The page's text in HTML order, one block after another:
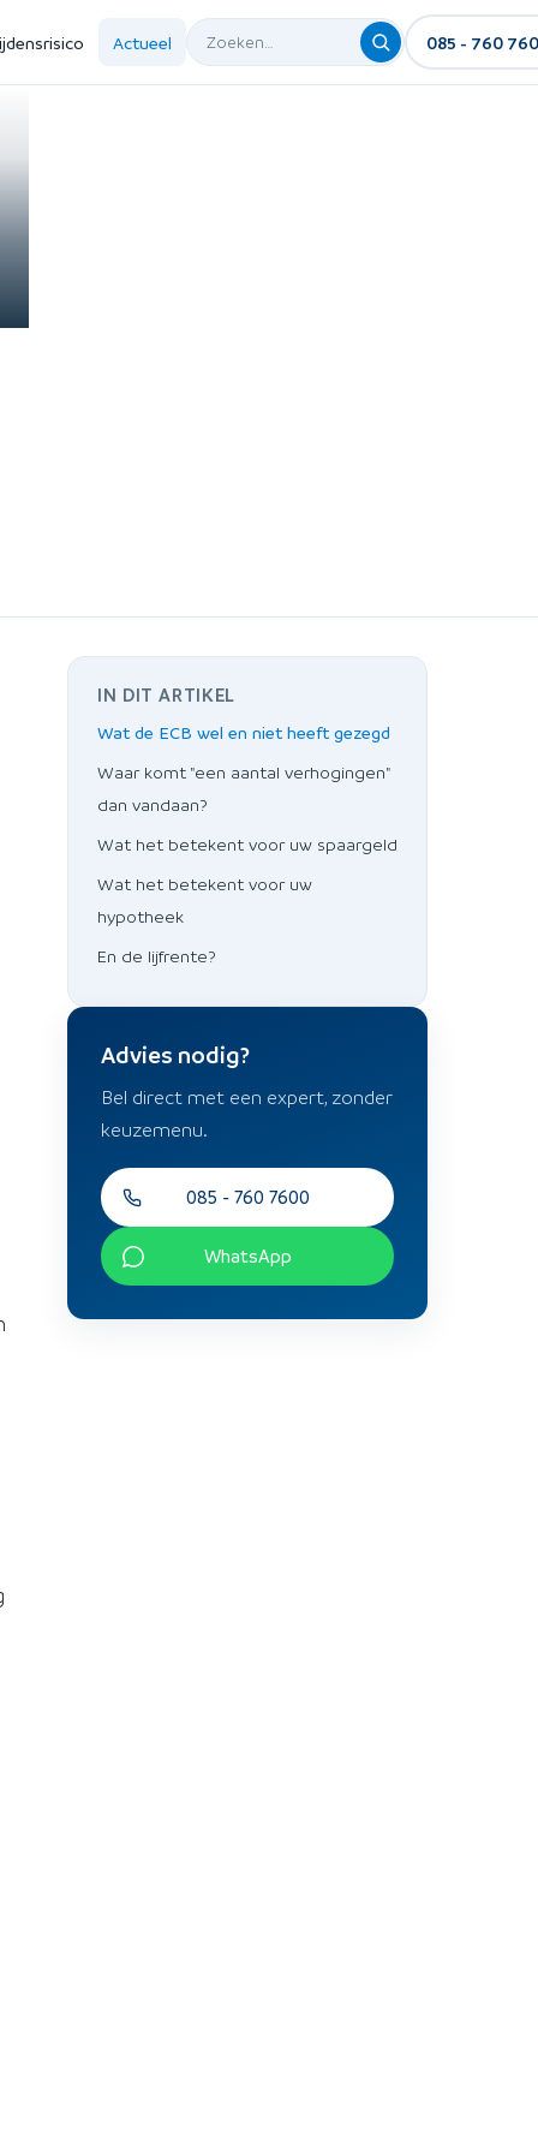
Actueel 085 - 760
IN DIT ARTIKEL
Wat de ECB wel en niet heeft gezegd
Waar komt "een aantal verhogingen"
dan vandaan?
Wat het betekent voor uw spaargeld
Wat het betekent voor uw
hypotheek
En de lijfrente?
Advies nodig?
Bel direct met een expert, zonder
keuzemenu.
085 - 760 7600
WhatsApp